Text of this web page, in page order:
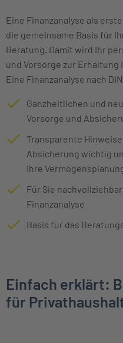
Eine Finanzanalyse als
die gemeinsame Basis für
Beratung. Damit wird Ihr
und Vorsorge zur
Eine Finanzanalyse nach
Ganzheitlichen und
Vorsorge und
Transparente
Absicherung wichtig
Ihre
Für Sie
Finanzanalyse
Basis für das
Einfach erklärt:
für